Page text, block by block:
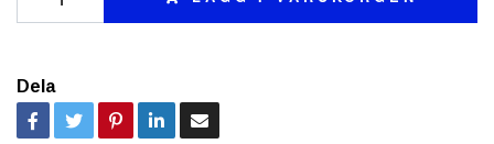
Dela